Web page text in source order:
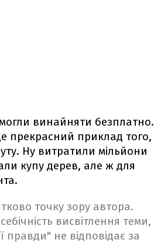
винайняти безплатно.
прекрасний приклад того,
Ну витратили мільйони
купу дерев, але ж для
точку зору автора.
висвітлення теми,
правди" не відповідає за